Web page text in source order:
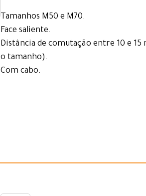
Tamanhos M50 e M70.
Face saliente.
Distância de comutação entre 10 e
o tamanho).
Com cabo.